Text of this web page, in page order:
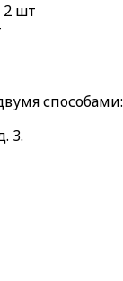
2 шт
способами:
3.